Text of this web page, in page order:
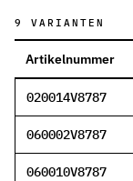
9 VARIANTEN
Artikelnummer
020014V8787
060002V8787
060010V8787